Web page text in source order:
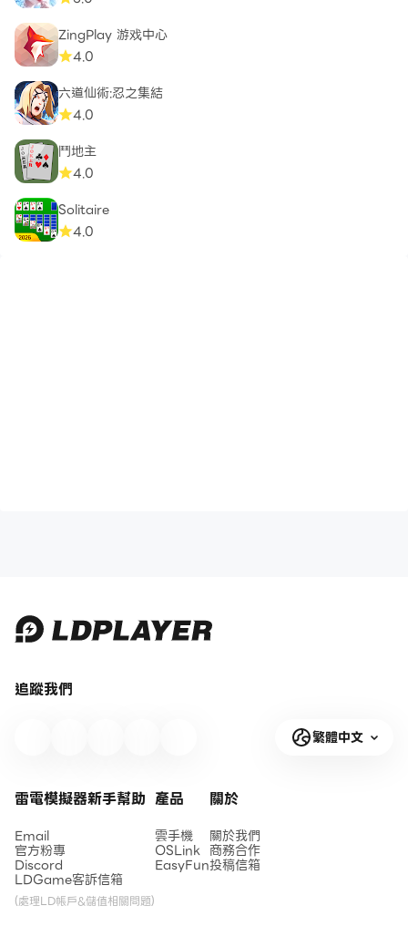
ZingPlay 游戏中心
4.0
六道仙術:忍之集結
4.0
鬥地主
4.0
Solitaire
4.0
追蹤我們
繁體中文
雷電模擬器新手幫助
Email
官方粉專
Discord
LDGame客訴信箱
(處理LD帳戶&儲值相關問題)
產品
雲手機
OSLink
EasyFun
關於
關於我們
商務合作
投稿信箱